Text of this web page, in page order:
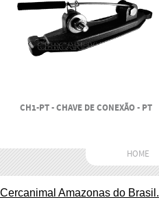
CH1-PT - CHAVE DE CONEXÃO - PT
HOME
Cercanimal Amazonas do Brasil.